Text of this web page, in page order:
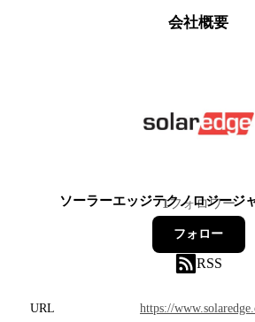
会社概要
ソーラーエッジテクノロジージ
1フォロワー
フォロー
RSS
URL
https://